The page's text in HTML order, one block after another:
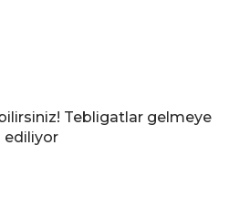
Tebligatlar gelmeye
ediliyor